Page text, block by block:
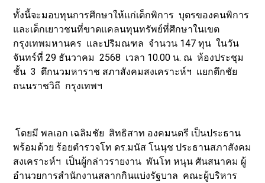
ทั้งนี้จะมอบทุนการศึกษาให้แก่เด็กพิการ บุตรของคนพิการ
และเด็กเยาวชนที่ขาดแคลนทุนทรัพย์ที่ศึกษาในเขต
กรุงเทพมหานคร และปริมณฑล จำนวน 147 ทุน ในวัน
จันทร์ที่ 29 ธันวาคม 2568 เวลา 10.00 น. ณ ห้องประชุม
ชั้น 3 ตึกนวมหาราช สภาสังคมสงเคราะห์ฯ แยกตึกชัย
ถนนราชวิถี กรุงเทพฯ
โดยมี พลเอก เฉลิมชัย สิทธิสาท องคมนตรี เป็นประธาน
พร้อมด้วย ร้อยตำรวจโท ดร.มนัส โนนุช ประธานสภาสังคม
สงเคราะห์ฯ เป็นผู้กล่าวรายงาน พันโท หนุน ศันสนาคม ผู้
อำนวยการสำนักงานสลากกินแบ่งรัฐบาล คณะผู้บริหาร